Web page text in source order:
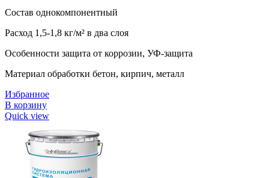
Состав однокомпонентный
Расход 1,5-1,8 кг/м² в два слоя
Особенности защита от коррозии, УФ-защита
Материал обработки бетон, кирпич, металл
Избранное
В корзину
Quick view